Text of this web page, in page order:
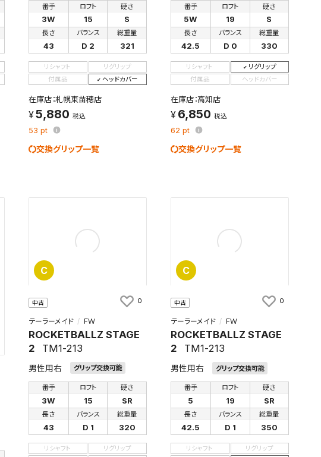
番手
3W
ロフト
15
硬さ
S
長さ
43
バランス
D 2
総重量
321
リシャフト
リグリップ
付属品
ヘッドカバー
在庫店：札幌東苗穂店
5,880 税込
53 pt
交換グリップ一覧
番手
5W
ロフト
19
硬さ
S
長さ
42.5
バランス
D 0
総重量
330
リシャフト
リグリップ
付属品
ヘッドカバー
在庫店：高知店
6,850 税込
62pt
交換グリップ一覧
C
中古
テーラーメイド ＦＷ
ROCKETBALLZ STAGE
2
TM1-213
男性用右 グリップ交換可能
番手
3W
ロフト
15
硬さ
SR
長さ
43
バランス
D 1
総重量
320
リシャフト
リグリップ
0
C
中古
テーラーメイド ＦＷ
ROCKETBALLZ STAGE
2
TM1-213
男性用右 グリップ交換可能
番手
5
ロフト
19
硬さ
SR
長さ
42.5
バランス
D 1
総重量
350
リシャフト
リグリップ
0